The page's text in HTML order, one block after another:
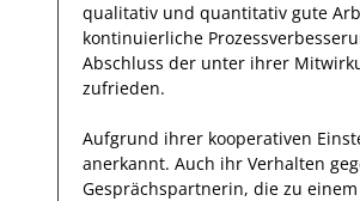
qualitativ und quantitativ gute
kontinuierliche
Abschluss der unter ihrer
zufrieden.
Aufgrund ihrer kooperativen
anerkannt. Auch ihr Verhalten
Gesprächspartnerin, die zu